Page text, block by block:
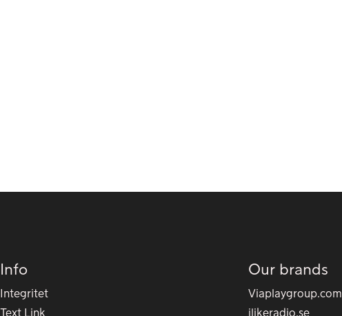
Info
Integritet
Text Link
Our brands
Viaplaygroup.com
ilikeradio.se